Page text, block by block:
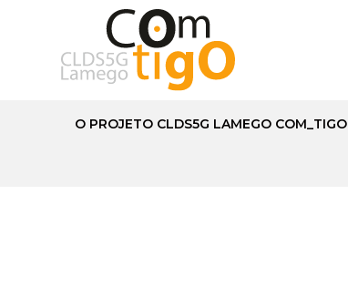
O PROJETO CLDS5G LAMEGO COM_TIGO